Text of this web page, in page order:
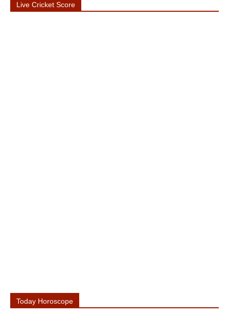
Live Cricket Score
Today Horoscope